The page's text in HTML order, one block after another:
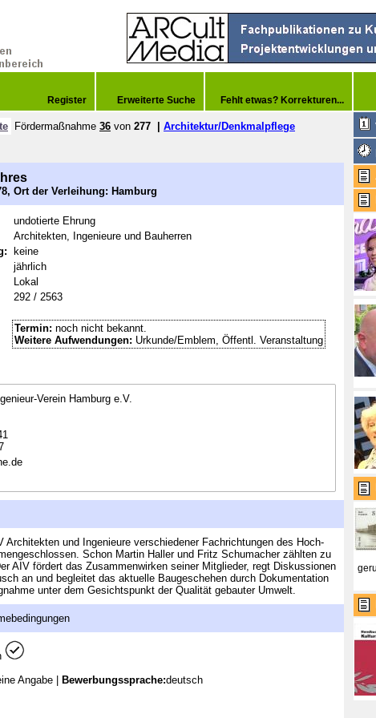
Register Erweiterte Suche Fehlt etwas? Korrekturen...
Fördermaßnahme 36 von 277 Architektur/Denkmalpflege
Ort der Verleihung: Hamburg
undotierte Ehrung
Architekten, Ingenieure und Bauherren
keine
jährlich
Lokal
292 / 2563
Termin: noch nicht bekannt.
Weitere Aufwendungen: Urkunde/Emblem, Öffentl. Veranstaltung
Verein Hamburg e.V.
Architekten und Ingenieure verschiedener Fachrichtungen des Hoch-
Schon Martin Haller und Fritz Schumacher zählten zu
AIV fördert das Zusammenwirken seiner Mitglieder, regt Diskussionen
an und begleitet das aktuelle Baugeschehen durch Dokumentation
unter dem Gesichtspunkt der Qualität gebauter Umwelt.
Angabe | Bewerbungssprache:deutsch